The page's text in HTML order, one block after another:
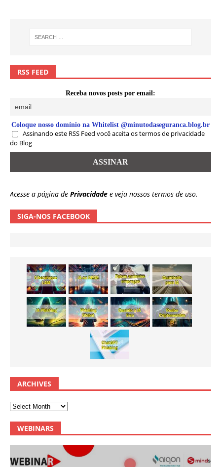
RSS FEED
Receba novos posts por email:
Coloque nosso domínio na Whitelist @minutodaseguranca.blog.br
Assinando este RSS Feed você aceita os termos de privacidade
do Blog
Acesse a página de Privacidade e veja nossos termos de uso.
SIGA-NOS FACEBOOK
ARCHIVES
WEBINARS